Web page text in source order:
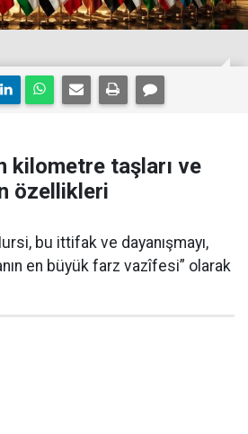
kilometre taşları ve
özellikleri
bu ittifak ve dayanışmayı,
en büyük farz vazîfesi” olarak